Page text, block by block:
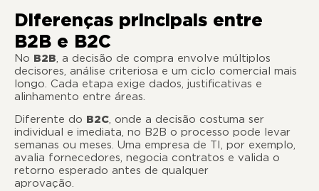
Diferenças principais entre
B2B e B2C
No B2B, a decisão de compra envolve múltiplos
decisores, análise criteriosa e um ciclo comercial mais
longo. Cada etapa exige dados, justificativas e
alinhamento entre áreas.
Diferente do B2C, onde a decisão costuma ser
individual e imediata, no B2B o processo pode levar
semanas ou meses. Uma empresa de TI, por exemplo,
avalia fornecedores, negocia contratos e valida o
retorno esperado antes de qualquer